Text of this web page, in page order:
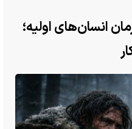
انسان‌های اولیه؛